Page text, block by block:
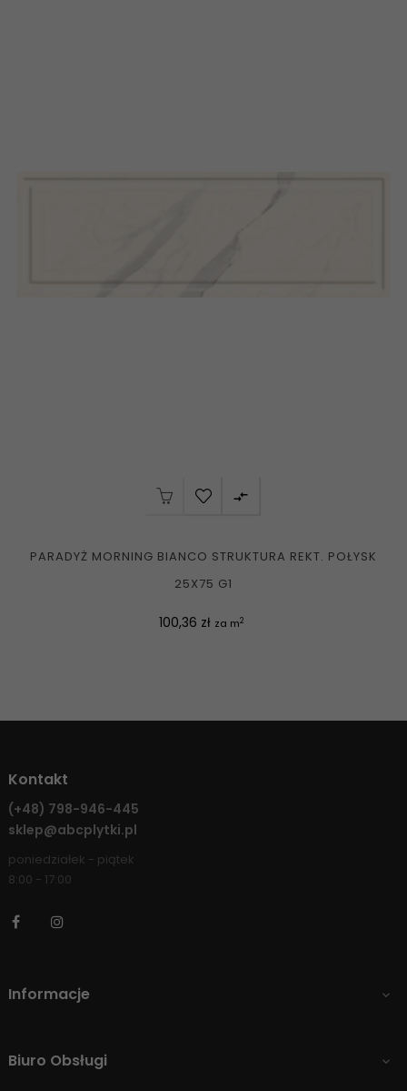

PARADYŻ MORNING BIANCO STRUKTURA REKT. POŁYSK
25X75 G1
Cena
100,36 zł za m2
Kontakt
(+48) 798-946-445
sklep@abcplytki.pl
poniedziałek - piątek
8:00 - 17:00
Facebook
Informacje 
Biuro Obsługi 